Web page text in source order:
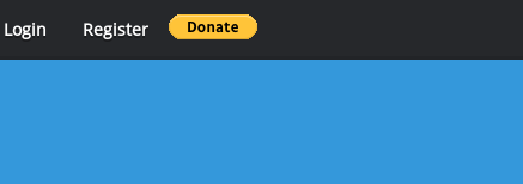
Login Register